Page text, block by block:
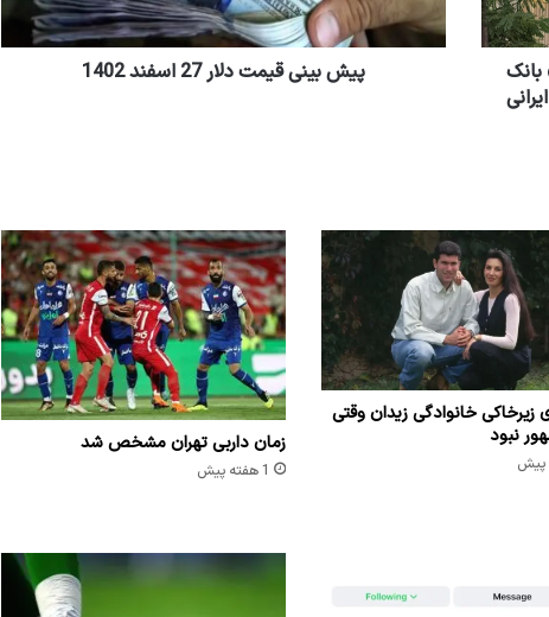
پیش بینی قیمت دلار 27 اسفند 1402
خانوادگی زیدان وقتی
نبود
زمان داربی تهران مشخص شد
1 هفته پیش